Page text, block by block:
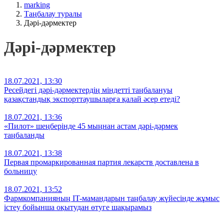
marking
Таңбалау туралы
Дәрі-дәрмектер
Дәрі-дәрмектер
18.07.2021, 13:30
Ресейдегі дәрі-дәрмектердің міндетті таңбалануы
қазақстандық экспорттаушыларға қалай әсер етеді?
18.07.2021, 13:36
«Пилот» шеңберінде 45 мыңнан астам дәрі-дәрмек
таңбаланды
18.07.2021, 13:38
Первая промаркированная партия лекарств доставлена в
больницу
18.07.2021, 13:52
Фармкомпанияның IT-мамандарын таңбалау жүйесінде жұмыс
істеу бойынша оқытудан өтуге шақырамыз